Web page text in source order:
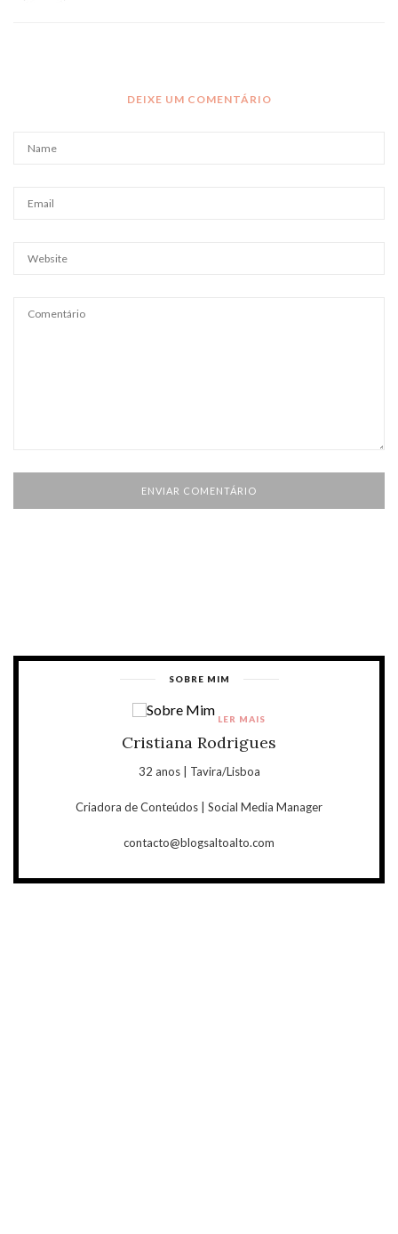
DEIXE UM COMENTÁRIO
SOBRE MIM
Cristiana Rodrigues
32 anos | Tavira/Lisboa
Criadora de Conteúdos | Social Media Manager
contacto@blogsaltoalto.com
LER MAIS